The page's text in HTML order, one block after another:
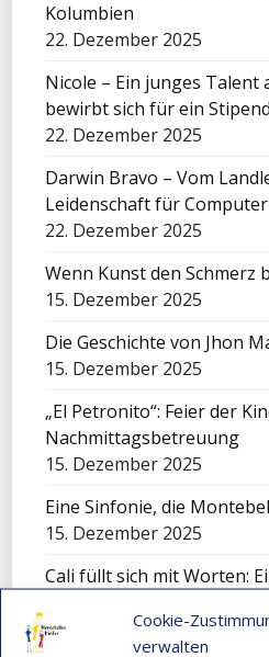
Cookie-
verwalten
Kolumbien
22. Dezember 2025
Nicole – Ein junges Talent
bewirbt sich für ein
22. Dezember 2025
Darwin Bravo – Vom
Leidenschaft für Computer
22. Dezember 2025
Wenn Kunst den Schmerz
15. Dezember 2025
Die Geschichte von Jhon
15. Dezember 2025
„El Petronito“: Feier der
Nachmittagsbetreuung
15. Dezember 2025
Eine Sinfonie, die
15. Dezember 2025
Cali füllt sich mit Worten:
15. Dezember 2025